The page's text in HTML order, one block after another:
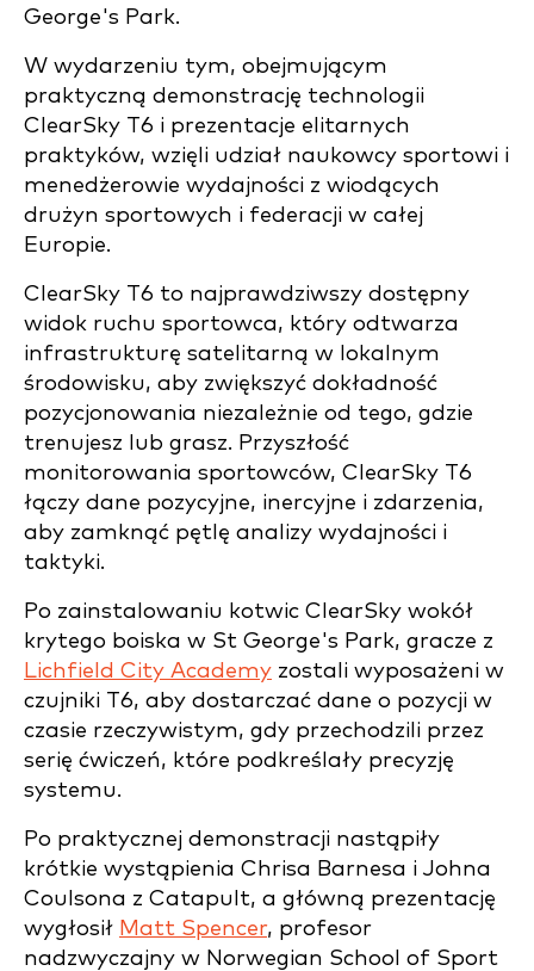
George's Park.
W wydarzeniu tym, obejmującym
praktyczną demonstrację technologii
ClearSky T6 i prezentacje elitarnych
praktyków, wzięli udział naukowcy sportowi i
menedżerowie wydajności z wiodących
drużyn sportowych i federacji w całej
Europie.
ClearSky T6 to najprawdziwszy dostępny
widok ruchu sportowca, który odtwarza
infrastrukturę satelitarną w lokalnym
środowisku, aby zwiększyć dokładność
pozycjonowania niezależnie od tego, gdzie
trenujesz lub grasz. Przyszłość
monitorowania sportowców, ClearSky T6
łączy dane pozycyjne, inercyjne i zdarzenia,
aby zamknąć pętlę analizy wydajności i
taktyki.
Po zainstalowaniu kotwic ClearSky wokół
krytego boiska w St George's Park, gracze z
Lichfield City Academy zostali wyposażeni w
czujniki T6, aby dostarczać dane o pozycji w
czasie rzeczywistym, gdy przechodzili przez
serię ćwiczeń, które podkreślały precyzję
systemu.
Po praktycznej demonstracji nastąpiły
krótkie wystąpienia Chrisa Barnesa i Johna
Coulsona z Catapult, a główną prezentację
wygłosił Matt Spencer, profesor
nadzwyczajny w Norwegian School of Sport